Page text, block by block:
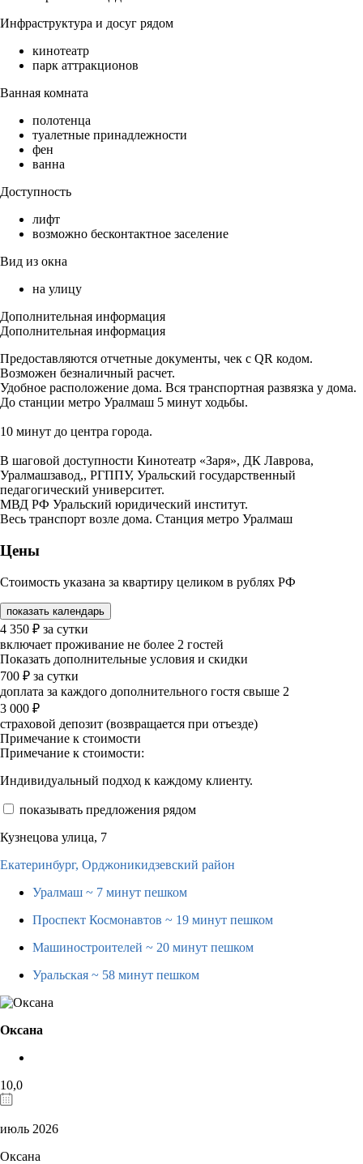
Инфраструктура и досуг рядом
кинотеатр
парк аттракционов
Ванная комната
полотенца
туалетные принадлежности
фен
ванна
Доступность
лифт
возможно бесконтактное заселение
Вид из окна
на улицу
Дополнительная информация
Дополнительная информация
Предоставляются отчетные документы, чек с QR кодом.
Возможен безналичный расчет.
Удобное расположение дома. Вся транспортная развязка у дома.
До станции метро Уралмаш 5 минут ходьбы.
10 минут до центра города.
В шаговой доступности Кинотеатр «Заря», ДК Лаврова,
Уралмашзавод,, РГППУ, Уральский государственный
педагогический университет.
МВД РФ Уральский юридический институт.
Весь транспорт возле дома. Станция метро Уралмаш
Цены
Стоимость указана за квартиру целиком в рублях РФ
показать календарь
4 350 ₽ за сутки
включает проживание не более 2 гостей
Показать дополнительные условия и скидки
700 ₽ за сутки
доплата за каждого дополнительного гостя свыше 2
3 000 ₽
страховой депозит (возвращается при отъезде)
Примечание к стоимости
Примечание к стоимости:
Индивидуальный подход к каждому клиенту.
показывать предложения рядом
Кузнецова улица, 7
Екатеринбург, Орджоникидзевский район
Уралмаш ~ 7 минут пешком
Проспект Космонавтов ~ 19 минут пешком
Машиностроителей ~ 20 минут пешком
Уральская ~ 58 минут пешком
Оксана
10,0
июль 2026
Оксана